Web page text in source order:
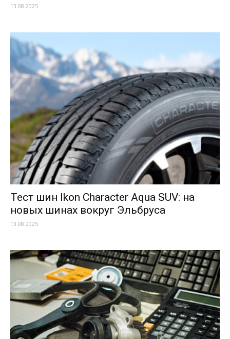
13.08.2025
Тест шин Ikon Character Aqua SUV: на
новых шинах вокруг Эльбруса
13.08.2025